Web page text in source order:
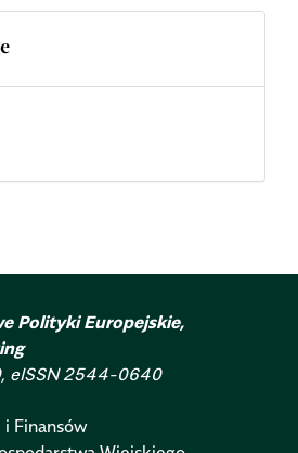
Polityki Europejskie,
eISSN 2544-0640
Finansów